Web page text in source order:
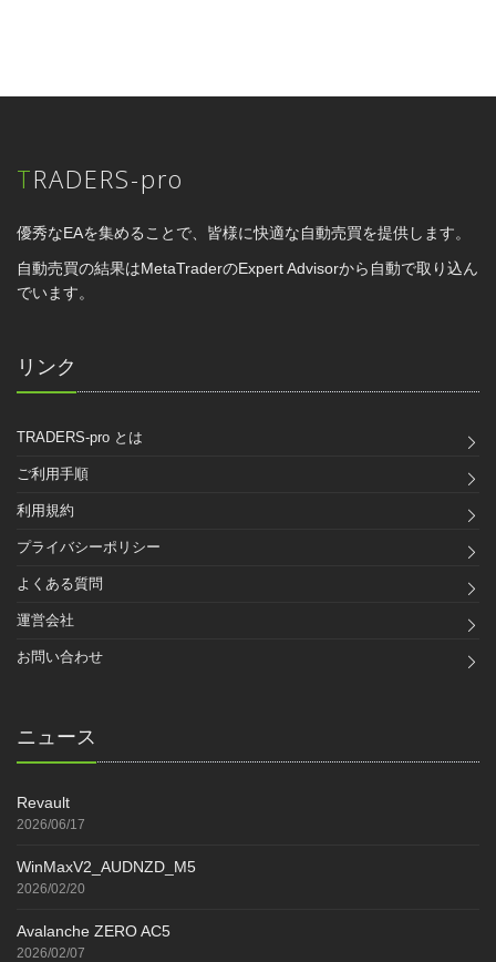
TRADERS-pro
優秀なEAを集めることで、皆様に快適な自動売買を提供します。
自動売買の結果はMetaTraderのExpert Advisorから自動で取り込ん
でいます。
リンク
TRADERS-pro とは
ご利用手順
利用規約
プライバシーポリシー
よくある質問
運営会社
お問い合わせ
ニュース
Revault
2026/06/17
WinMaxV2_AUDNZD_M5
2026/02/20
Avalanche ZERO AC5
2026/02/07